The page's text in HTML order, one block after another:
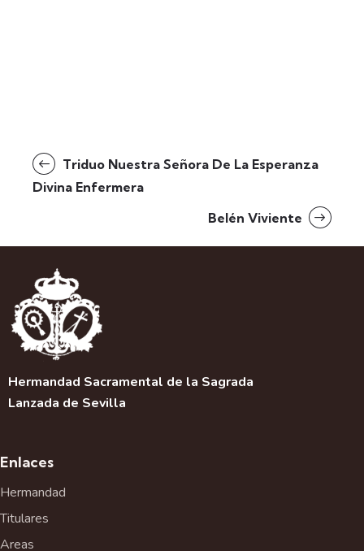
Triduo Nuestra Señora De La Esperanza
Divina Enfermera
Belén Viviente
Hermandad Sacramental de la Sagrada
Lanzada de Sevilla
Enlaces
Hermandad
Titulares
Areas